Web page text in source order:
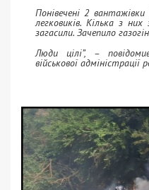
Понівечені 2
легковиків. Кілька з
загасили. Зачепило
Люди цілі”, –
військової адміністрації